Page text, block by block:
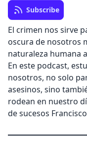
Subscribe
El crimen nos sirve
oscura de nosotros
naturaleza humana
En este podcast,
nosotros, no solo
asesinos, sino
rodean en nuestro
de sucesos